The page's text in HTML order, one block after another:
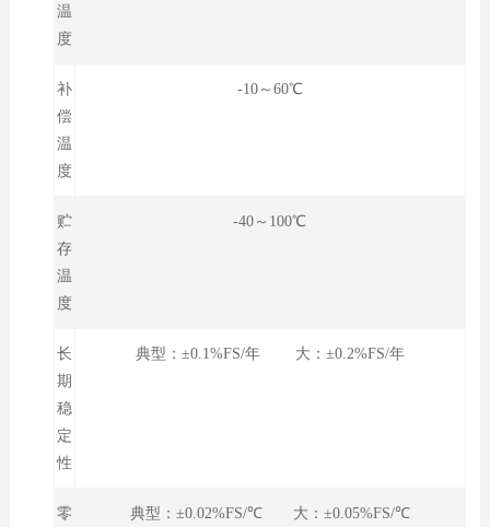
温
度
补
偿
温
度
-10～60℃
贮
存
温
度
-40～100℃
长
期
稳
定
性
典型：±0.1%FS/年 大：±0.2%FS/年
零
典型：±0.02%FS/℃ 大：±0.05%FS/℃